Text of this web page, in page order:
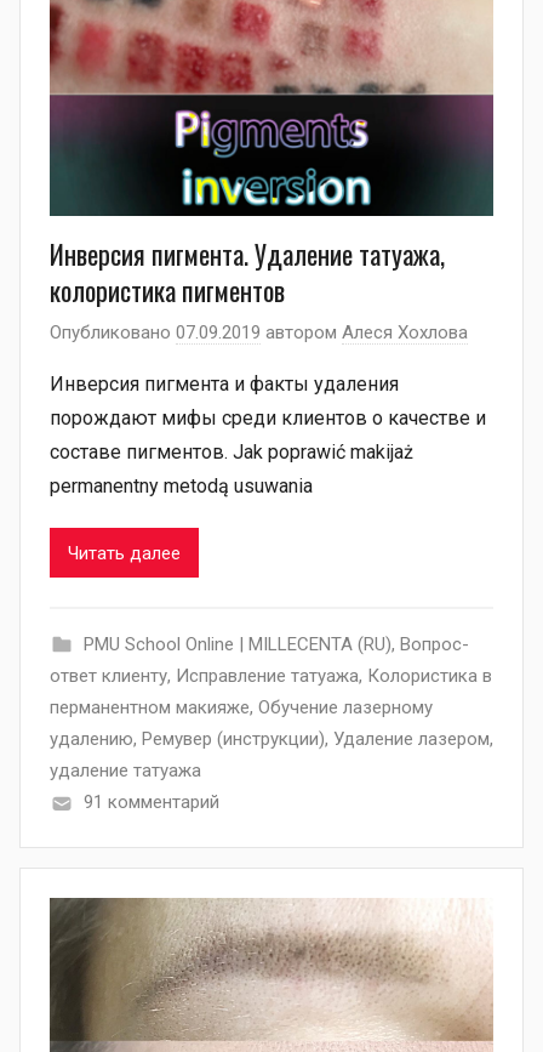
Инверсия пигмента. Удаление татуажа,
колористика пигментов
Опубликовано 07.09.2019 автором Алеся Хохлова
Инверсия пигмента и факты удаления
порождают мифы среди клиентов о качестве и
составе пигментов. Jak poprawić makijaż
permanentny metodą usuwania
Читать далее
PMU School Online | MILLECENTA (RU), Вопрос-
ответ клиенту, Исправление татуажа, Колористика в
перманентном макияже, Обучение лазерному
удалению, Ремувер (инструкции), Удаление лазером,
удаление татуажа
91 комментарий